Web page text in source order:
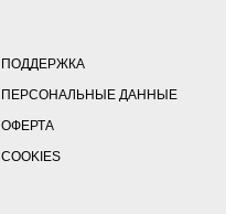
ПОДДЕРЖКА
ПЕРСОНАЛЬНЫЕ ДАННЫЕ
ОФЕРТА
COOKIES